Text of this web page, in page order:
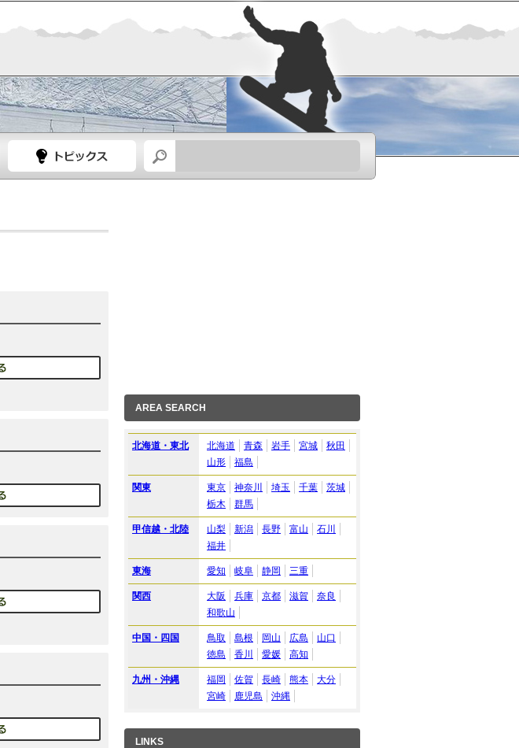
AREA SEARCH
北海道・東北 北海道 青森 岩手 宮城
秋田
山形
福島
関東 東京 神奈川 埼玉 千葉
茨城
栃木
群馬
甲信越・北陸 山梨 新潟 長野 富山
石川
福井
東海 愛知 岐阜 静岡 三重
関西 大阪 兵庫 京都 滋賀
奈良
和歌山
中国・四国 鳥取 島根 岡山 広島
山口
徳島
香川 愛媛 高知
九州・沖縄 福岡 佐賀 長崎 熊本
大分
宮崎
鹿児島 沖縄
LINKS